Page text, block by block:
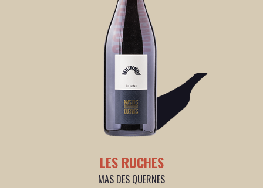
LES RUCHES
MAS DES QUERNES